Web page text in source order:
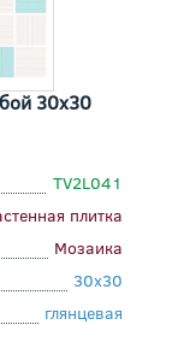
30x30
TV2L041
плитка
Мозаика
30x30
глянцевая